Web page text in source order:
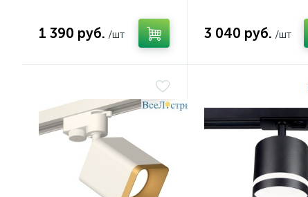
1 390 руб. /шт 3 040 руб. /шт